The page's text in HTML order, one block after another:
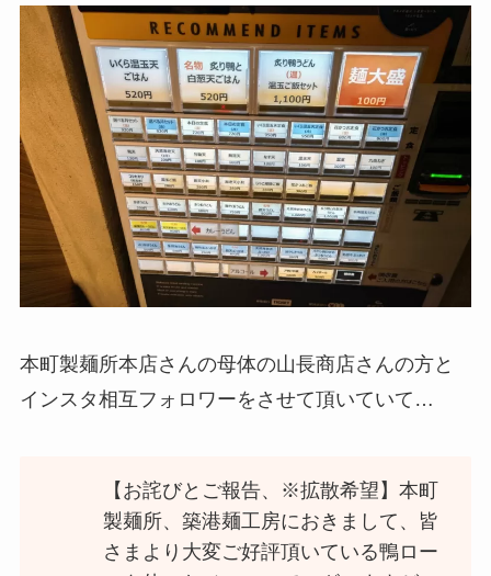
本町製麺所本店さんの母体の山長商店さんの方と
インスタ相互フォロワーをさせて頂いていて…
【お詫びとご報告、※拡散希望】本町
製麺所、築港麺工房におきまして、皆
さまより大変ご好評頂いている鴨ロー